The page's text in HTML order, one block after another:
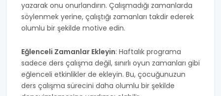
yazarak onu onurlandırın. Çalışmadığı zamanlarda
söylenmek yerine, çalıştığı zamanları takdir ederek
olumlu bir şekilde motive edin.
Eğlenceli Zamanlar Ekleyin: Haftalık programa
sadece ders çalışma değil, sınırlı oyun zamanları gibi
eğlenceli etkinlikler de ekleyin. Bu, çocuğunuzun
ders çalışma sürecini daha olumlu bir şekilde